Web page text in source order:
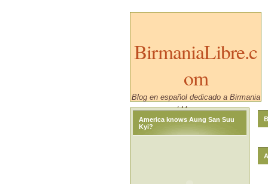
BirmaniaLibre.c
om
Blog en español dedicado a Birmania
/ Myanmar.
America knows Aung San Suu
Kyi?